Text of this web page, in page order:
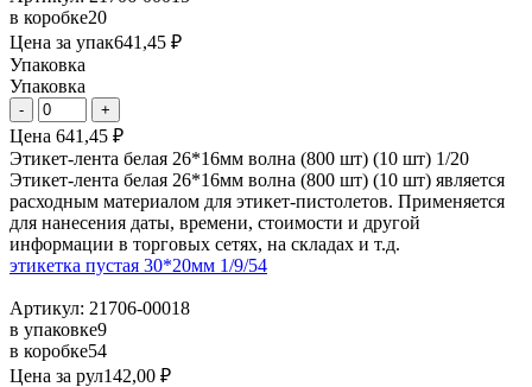
в коробке20
Цена за упак641,45 ₽
Упаковка
Упаковка
Цена 641,45 ₽
Этикет-лента белая 26*16мм волна (800 шт) (10 шт) 1/20
Этикет-лента белая 26*16мм волна (800 шт) (10 шт) является
расходным материалом для этикет-пистолетов. Применяется
для нанесения даты, времени, стоимости и другой
информации в торговых сетях, на складах и т.д.
этикетка пустая 30*20мм 1/9/54
Артикул: 21706-00018
в упаковке9
в коробке54
Цена за рул142,00 ₽